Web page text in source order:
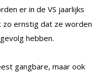
er in de VS jaarlijks
zo ernstig dat ze worden
hebben.
gangbare, maar ook